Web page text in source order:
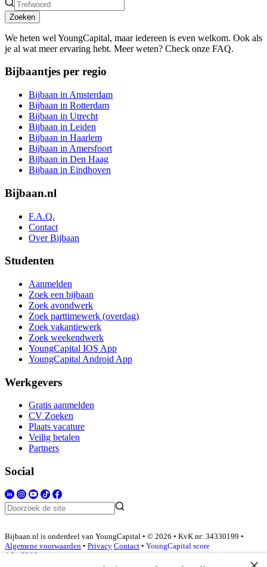
Zoeken
We heten wel YoungCapital, maar iedereen is even welkom. Ook als
je al wat meer ervaring hebt. Meer weten? Check onze FAQ.
Bijbaantjes per regio
Bijbaan in Amsterdam
Bijbaan in Rotterdam
Bijbaan in Utrecht
Bijbaan in Leiden
Bijbaan in Haarlem
Bijbaan in Amersfoort
Bijbaan in Den Haag
Bijbaan in Eindhoven
Bijbaan.nl
F.A.Q.
Contact
Over Bijbaan
Studenten
Aanmelden
Zoek een bijbaan
Zoek avondwerk
Zoek parttimewerk (overdag)
Zoek vakantiewerk
Zoek weekendwerk
YoungCapital IOS App
YoungCapital Android App
Werkgevers
Gratis aanmelden
CV Zoeken
Plaats vacature
Veilig betalen
Partners
Social
Bijbaan.nl is onderdeel van YoungCapital • © 2026 • KvK nr: 34330199 •
Algemene voorwaarden • Privacy Contact • YoungCapital score
4.3 - 3366 reviews